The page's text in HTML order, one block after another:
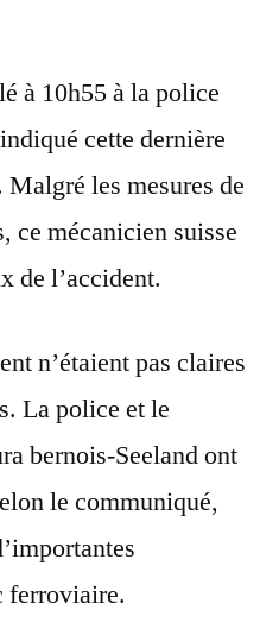
à 10h55 à la police
cette dernière
les mesures de
ce mécanicien suisse
de l’accident.
n’étaient pas claires
La police et le
bernois-Seeland ont
le communiqué,
ferroviaire.